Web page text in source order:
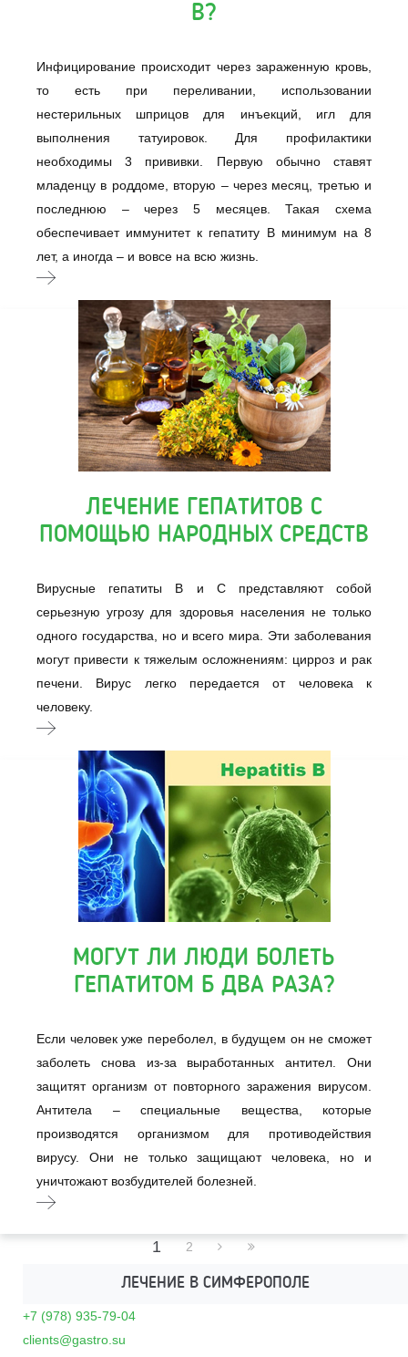
В?
Инфицирование происходит через зараженную кровь,
то есть при переливании, использовании
нестерильных шприцов для инъекций, игл для
выполнения татуировок. Для профилактики
необходимы 3 прививки. Первую обычно ставят
младенцу в роддоме, вторую – через месяц, третью и
последнюю – через 5 месяцев. Такая схема
обеспечивает иммунитет к гепатиту B минимум на 8
лет, а иногда – и вовсе на всю жизнь.
ЛЕЧЕНИЕ ГЕПАТИТОВ С
ПОМОЩЬЮ НАРОДНЫХ СРЕДСТВ
Вирусные гепатиты В и C представляют собой
серьезную угрозу для здоровья населения не только
одного государства, но и всего мира. Эти заболевания
могут привести к тяжелым осложнениям: цирроз и рак
печени. Вирус легко передается от человека к
человеку.
МОГУТ ЛИ ЛЮДИ БОЛЕТЬ
ГЕПАТИТОМ Б ДВА РАЗА?
Если человек уже переболел, в будущем он не сможет
заболеть снова из-за выработанных антител. Они
защитят организм от повторного заражения вирусом.
Антитела – специальные вещества, которые
производятся организмом для противодействия
вирусу. Они не только защищают человека, но и
уничтожают возбудителей болезней.
1 2
ЛЕЧЕНИЕ В СИМФЕРОПОЛЕ
+7 (978) 935-79-04
clients@gastro.su